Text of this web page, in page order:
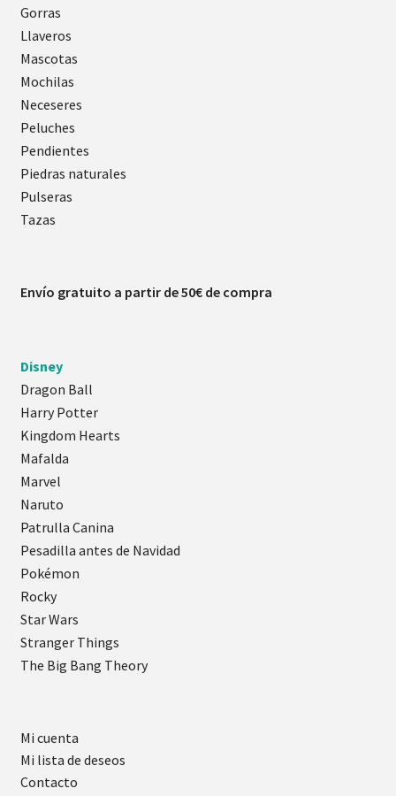
Gorras
Llaveros
Mascotas
Mochilas
Neceseres
Peluches
Pendientes
Piedras naturales
Pulseras
Tazas
Envío gratuito a partir de 50€ de compra
Disney
Dragon Ball
Harry Potter
Kingdom Hearts
Mafalda
Marvel
Naruto
Patrulla Canina
Pesadilla antes de Navidad
Pokémon
Rocky
Star Wars
Stranger Things
The Big Bang Theory
Mi cuenta
Mi lista de deseos
Contacto